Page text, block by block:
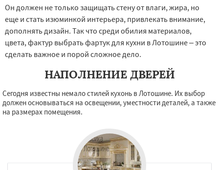
Он должен не только защищать стену от влаги, жира, но
еще и стать изюминкой интерьера, привлекать внимание,
дополнять дизайн. Так что среди обилия материалов,
цвета, фактур выбрать фартук для кухни в Лотошине – это
сделать важное и порой сложное дело.
НАПОЛНЕНИЕ ДВЕРЕЙ
Сегодня известны немало стилей кухонь в Лотошине. Их выбор
должен основываться на освещении, уместности деталей, а также
на размерах помещения.